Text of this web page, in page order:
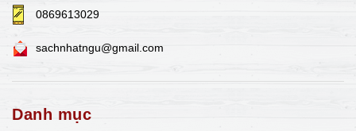
0869613029
sachnhatngu@gmail.com
Danh mục